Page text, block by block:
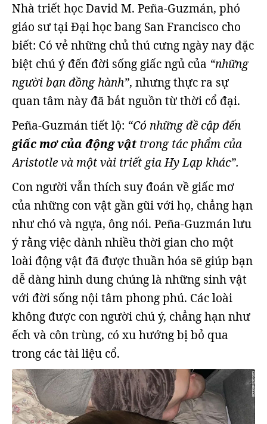
Nhà triết học David M. Peña-Guzmán, phó
giáo sư tại Đại học bang San Francisco cho
biết: Có vẻ những chủ thú cưng ngày nay đặc
biệt chú ý đến đời sống giấc ngủ của “những
người bạn đồng hành”, nhưng thực ra sự
quan tâm này đã bắt nguồn từ thời cổ đại.
Peña-Guzmán tiết lộ: “Có những đề cập đến
giấc mơ của động vật trong tác phẩm của
Aristotle và một vài triết gia Hy Lạp khác”.
Con người vẫn thích suy đoán về giấc mơ
của những con vật gần gũi với họ, chẳng hạn
như chó và ngựa, ông nói. Peña-Guzmán lưu
ý rằng việc dành nhiều thời gian cho một
loài động vật đã được thuần hóa sẽ giúp bạn
dễ dàng hình dung chúng là những sinh vật
với đời sống nội tâm phong phú. Các loài
không được con người chú ý, chẳng hạn như
ếch và côn trùng, có xu hướng bị bỏ qua
trong các tài liệu cổ.